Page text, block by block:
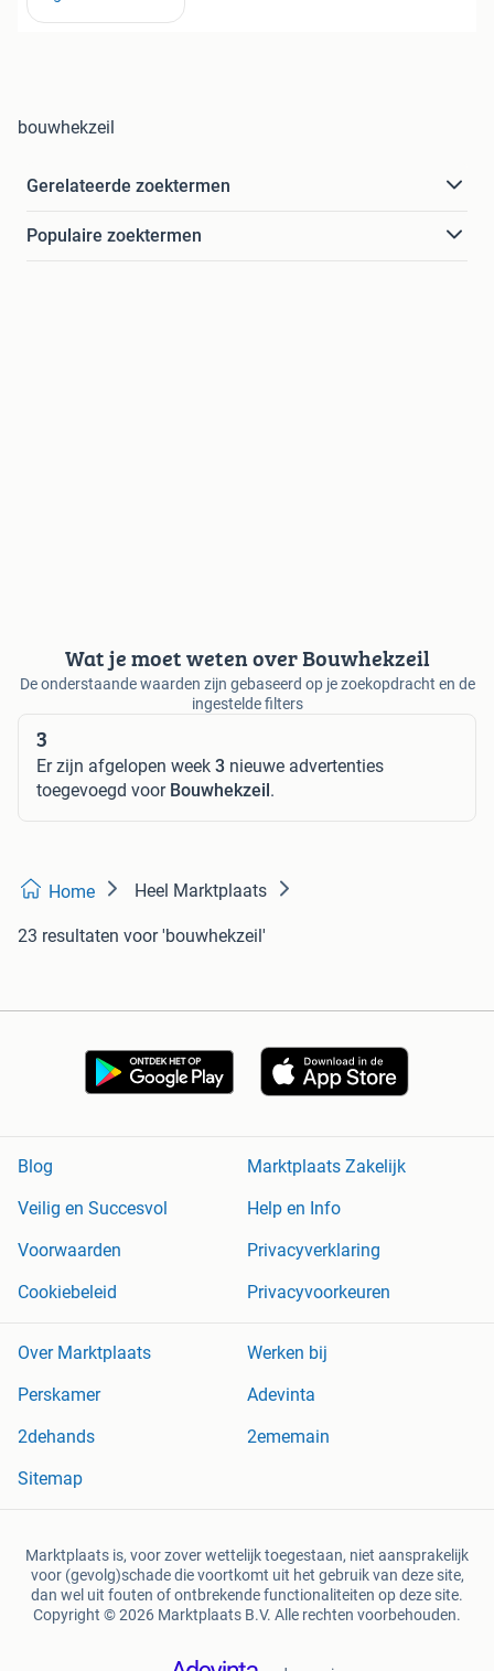
bouwhekzeil
Gerelateerde zoektermen
Populaire zoektermen
Wat je moet weten over Bouwhekzeil
De onderstaande waarden zijn gebaseerd op je zoekopdracht en de
ingestelde filters
3
Er zijn afgelopen week 3 nieuwe advertenties
toegevoegd voor Bouwhekzeil.
Home Heel Marktplaats
23 resultaten voor 'bouwhekzeil'
Blog
Marktplaats Zakelijk
Veilig en Succesvol
Help en Info
Voorwaarden
Privacyverklaring
Cookiebeleid
Privacyvoorkeuren
Over Marktplaats
Werken bij
Perskamer
Adevinta
2dehands
2ememain
Sitemap
Marktplaats is, voor zover wettelijk toegestaan, niet aansprakelijk
voor (gevolg)schade die voortkomt uit het gebruik van deze site,
dan wel uit fouten of ontbrekende functionaliteiten op deze site.
Copyright © 2026 Marktplaats B.V. Alle rechten voorbehouden.